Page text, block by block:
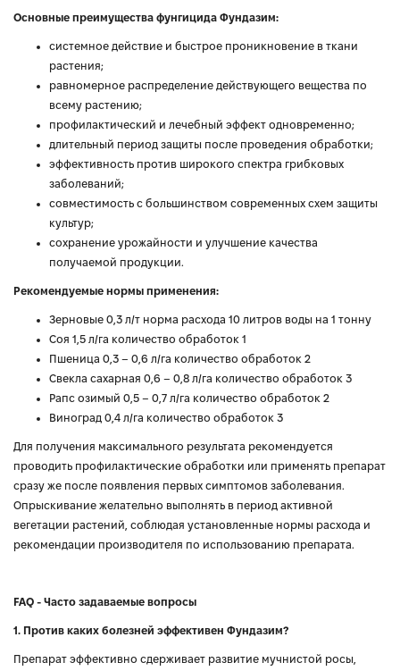
Основные преимущества фунгицида Фундазим:
системное действие и быстрое проникновение в ткани
растения;
равномерное распределение действующего вещества по
всему растению;
профилактический и лечебный эффект одновременно;
длительный период защиты после проведения обработки;
эффективность против широкого спектра грибковых
заболеваний;
совместимость с большинством современных схем защиты
культур;
сохранение урожайности и улучшение качества
получаемой продукции.
Рекомендуемые нормы применения:
Зерновые 0,3 л/т норма расхода 10 литров воды на 1 тонну
Соя 1,5 л/га количество обработок 1
Пшеница 0,3 – 0,6 л/га количество обработок 2
Свекла сахарная 0,6 – 0,8 л/га количество обработок 3
Рапс озимый 0,5 – 0,7 л/га количество обработок 2
Виноград 0,4 л/га количество обработок 3
Для получения максимального результата рекомендуется
проводить профилактические обработки или применять препарат
сразу же после появления первых симптомов заболевания.
Опрыскивание желательно выполнять в период активной
вегетации растений, соблюдая установленные нормы расхода и
рекомендации производителя по использованию препарата.
FAQ - Часто задаваемые вопросы
1. Против каких болезней эффективен Фундазим?
Препарат эффективно сдерживает развитие мучнистой росы,